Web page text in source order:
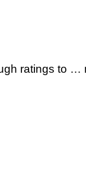
ratings to …